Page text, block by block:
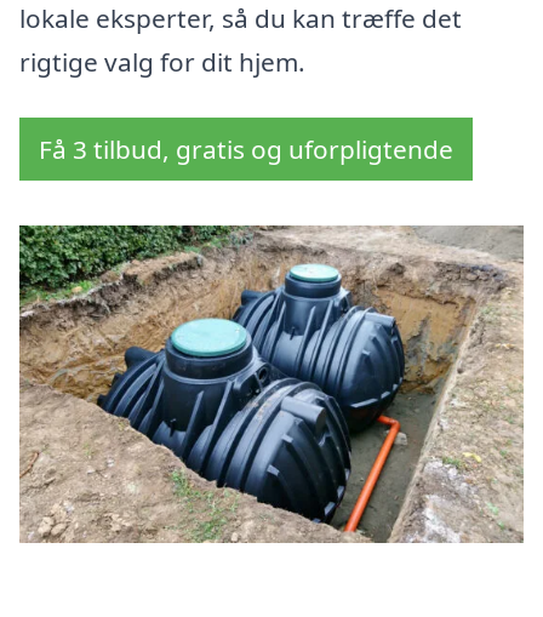
lokale eksperter, så du kan træffe det
rigtige valg for dit hjem.
Få 3 tilbud, gratis og uforpligtende